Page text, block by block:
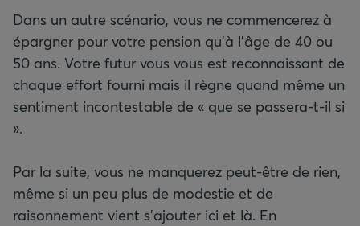
Dans un autre scénario, vous ne commencerez à
épargner pour votre pension qu’à l’âge de 40 ou
50 ans. Votre futur vous vous est reconnaissant de
chaque effort fourni mais il règne quand même un
sentiment incontestable de « que se passera-t-il si
».
Par la suite, vous ne manquerez peut-être de rien,
même si un peu plus de modestie et de
raisonnement vient s’ajouter ici et là. En